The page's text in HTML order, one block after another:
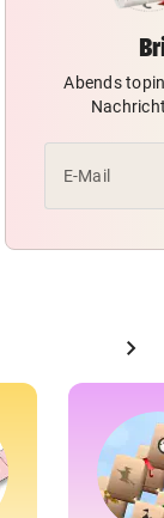
Abends
E-Mail
chevron_right